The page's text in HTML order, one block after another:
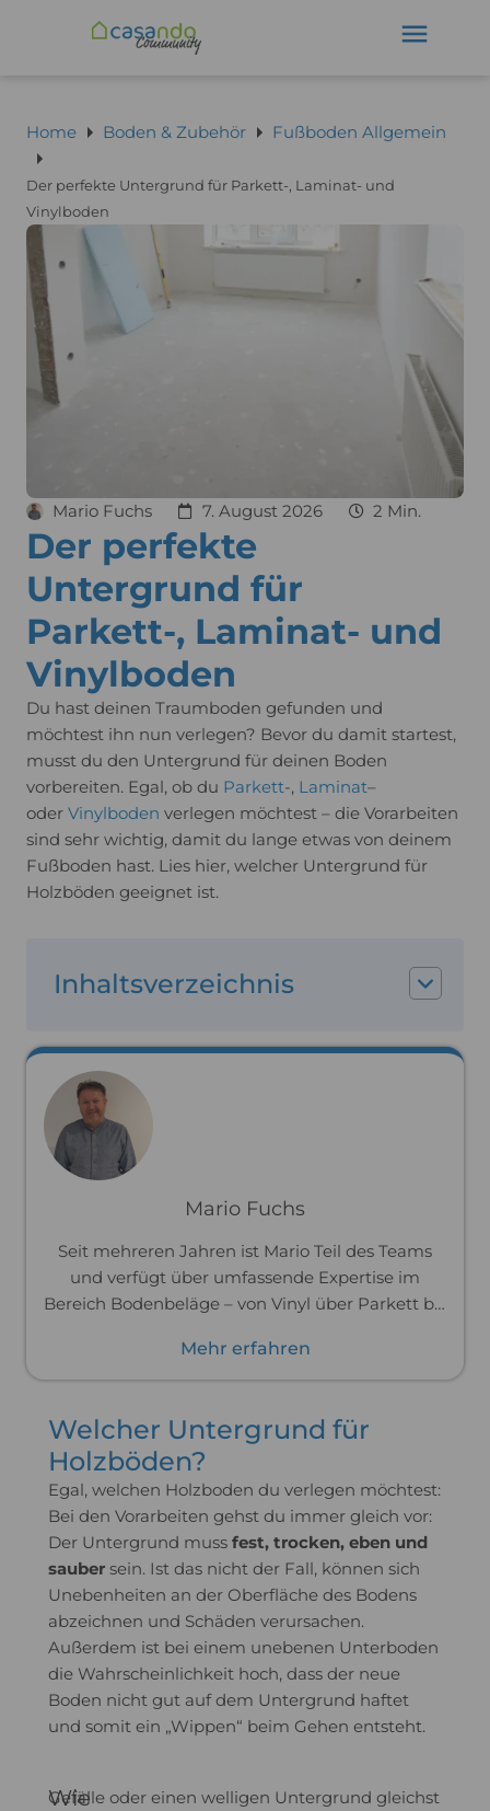
Home Boden & Zubehör Fußboden Allgemein
Der perfekte Untergrund für Parkett-, Laminat- und
Vinylboden
Der perfekte
Untergrund für
Parkett-, Laminat- und
Vinylboden
Mario Fuchs 7. August 2026 2 Min.
Du hast deinen Traumboden gefunden und
möchtest ihn nun verlegen? Bevor du damit startest,
musst du den Untergrund für deinen Boden
vorbereiten. Egal, ob du Parkett-, Laminat–
oder Vinylboden verlegen möchtest – die Vorarbeiten
sind sehr wichtig, damit du lange etwas von deinem
Fußboden hast. Lies hier, welcher Untergrund für
Holzböden geeignet ist.
Inhaltsverzeichnis
Mario Fuchs
Seit mehreren Jahren ist Mario Teil des Teams
und verfügt über umfassende Expertise im
Bereich Bodenbeläge – von Vinyl über Parkett bis
und hat Böden professionell verlegt. Dank dieser
praktischen Erfahrung kennt er die Materialien
dich passgenau und praxisnah beraten.
Mehr erfahren
Welcher Untergrund für
Holzböden?
Egal, welchen Holzboden du verlegen möchtest:
Bei den Vorarbeiten gehst du immer gleich vor:
Der Untergrund muss fest, trocken, eben und
sauber sein. Ist das nicht der Fall, können sich
Unebenheiten an der Oberfläche des Bodens
abzeichnen und Schäden verursachen.
Außerdem ist bei einem unebenen Unterboden
die Wahrscheinlichkeit hoch, dass der neue
Boden nicht gut auf dem Untergrund haftet
und somit ein „Wippen“ beim Gehen entsteht.
Wie
Gefälle oder einen welligen Untergrund gleichst